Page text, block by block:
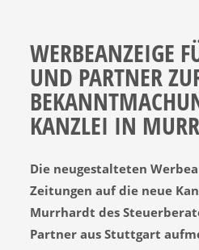
WERBEANZEIGE
UND PARTNER
KANZLEI IN
Die neugestalteten
Zeitungen auf die neue
Murrhardt des
Partner aus Stuttgart